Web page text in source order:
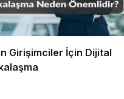
Girişimciler İçin Dijital